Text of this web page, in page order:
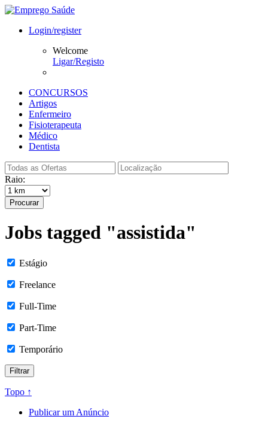
Login/register
Welcome
Ligar/Registo
CONCURSOS
Artigos
Enfermeiro
Fisioterapeuta
Médico
Dentista
Raio:
Procurar
Jobs tagged "assistida"
Estágio
Freelance
Full-Time
Part-Time
Temporário
Topo ↑
Publicar um Anúncio